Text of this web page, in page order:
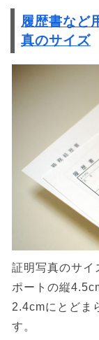
履歴書など
真のサイズ
証明写真のサイ
ポートの縦
2.4cmにとどま
す。